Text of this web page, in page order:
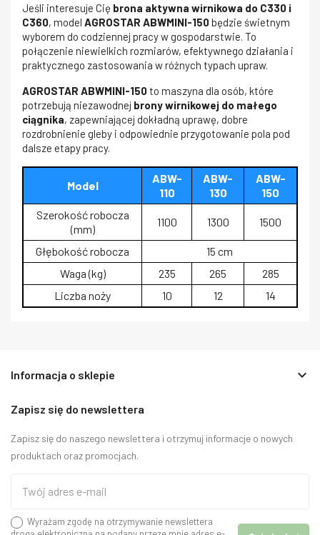
Jeśli interesuje Cię brona aktywna wirnikowa do C330 i
C360, model AGROSTAR ABWMINI-150będzie świetnym
wyborem do codziennej pracy w gospodarstwie. To
połączenie niewielkich rozmiarów, efektywnego działania i
praktycznego zastosowania w różnych typach upraw.
AGROSTAR ABWMINI-150to maszyna dla osób, które
potrzebują niezawodnej brony wirnikowej do małego
ciągnika, zapewniającej dokładną uprawę, dobre
rozdrobnienie gleby i odpowiednie przygotowanie pola pod
dalsze etapy pracy.
Model
ABW-
110
ABW-
130
ABW-
150
Szerokość robocza
(mm)
1100 1300 1500
Głębokość robocza
15 cm
Waga (kg)
235 265
285
Liczba noży
10 12 14
Informacja o sklepie keyboard_arrow_down
Zapisz się do newslettera
Zapisz się do naszego newslettera i otrzymuj informacje o nowych
produktach oraz promocjach.
Wyrażam zgodę na otrzymywanie newslettera